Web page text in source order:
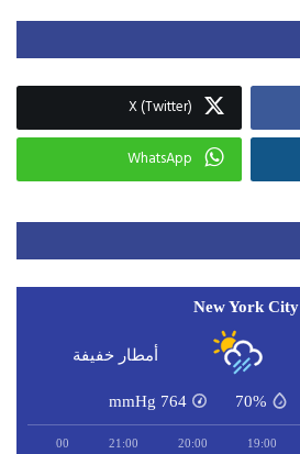
X (Twitter)
WhatsApp
New York City
أمطار خفيفة
70%
764
mmHg
19:00
20:00
21:00
22:00